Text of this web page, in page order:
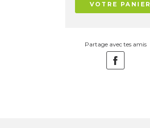
VOTRE PANIER
Partage avec tes amis